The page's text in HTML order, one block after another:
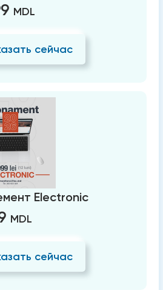
MDL
сейчас
Electronic
MDL
сейчас